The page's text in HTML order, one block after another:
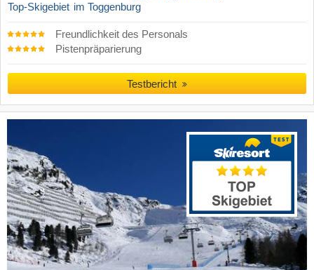
Top-Skigebiet im Toggenburg
Freundlichkeit des Personals
Pistenpräparierung
Testbericht